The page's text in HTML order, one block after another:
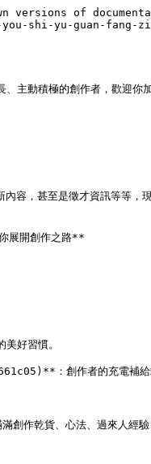
of
shi-yu-guan-fang-
主動積極的創作者，歡迎
容，甚至是徵才資訊等等
開創作之路**
好習慣。
：創作者的充電補
創作乾貨、心法、過來人經